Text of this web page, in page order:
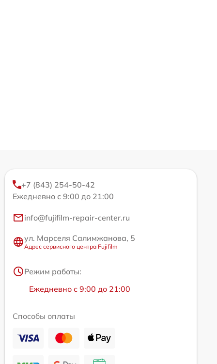
+7 (843) 254-50-42
Ежедневно с 9:00 до 21:00
info@fujifilm-repair-center.ru
ул. Марселя Салимжанова, 5
Адрес сервисного центра Fujifilm
Режим работы:
Ежедневно с 9:00 до 21:00
Способы оплаты